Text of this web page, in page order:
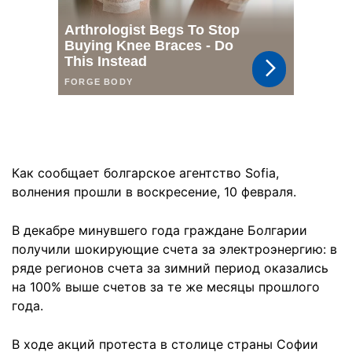
Как сообщает болгарское агентство Sofia,
волнения прошли в воскресение, 10 февраля.
В декабре минувшего года граждане Болгарии
получили шокирующие счета за электроэнергию: в
ряде регионов счета за зимний период оказались
на 100% выше счетов за те же месяцы прошлого
года.
В ходе акций протеста в столице страны Софии